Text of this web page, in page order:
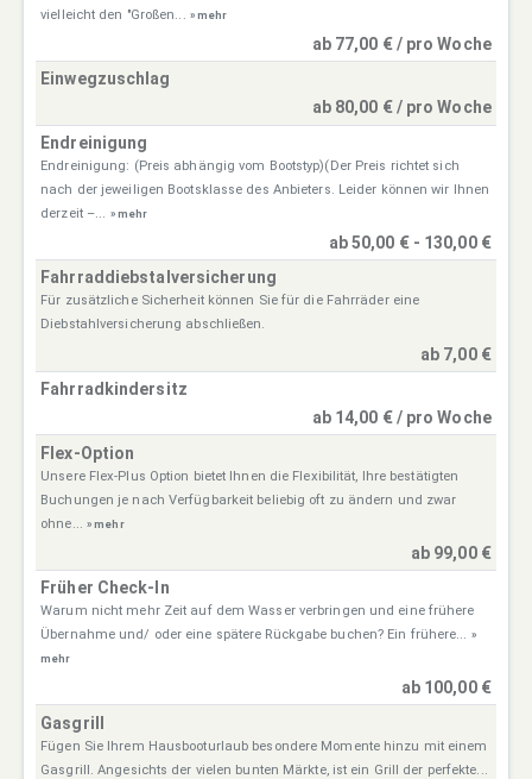
vielleicht den "Großen... » mehr
ab 77,00 € / pro Woche
Einwegzuschlag
ab 80,00 € / pro Woche
Endreinigung
Endreinigung: (Preis abhängig vom Bootstyp)(Der Preis richtet sich
nach der jeweiligen Bootsklasse des Anbieters. Leider können wir Ihnen
derzeit –... » mehr
ab 50,00 € - 130,00 €
Fahrraddiebstalversicherung
Für zusätzliche Sicherheit können Sie für die Fahrräder eine
Diebstahlversicherung abschließen.
ab 7,00 €
Fahrradkindersitz
ab 14,00 € / pro Woche
Flex-Option
Unsere Flex-Plus Option bietet Ihnen die Flexibilität, Ihre bestätigten
Buchungen je nach Verfügbarkeit beliebig oft zu ändern und zwar
ohne...
» mehr
ab 99,00 €
Früher Check-In
Warum nicht mehr Zeit auf dem Wasser verbringen und eine frühere
Übernahme und/ oder eine spätere Rückgabe buchen? Ein frühere... »
mehr
ab 100,00 €
Gasgrill
Fügen Sie Ihrem Hausbooturlaub besondere Momente hinzu mit einem
Gasgrill. Angesichts der vielen bunten Märkte, ist ein Grill der perfekte...